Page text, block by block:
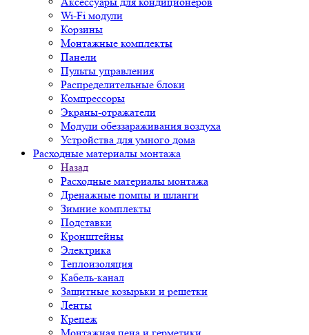
Wi-Fi модули
Корзины
Монтажные комплекты
Панели
Пульты управления
Распределительные блоки
Компрессоры
Экраны-отражатели
Модули обеззараживания воздуха
Устройства для умного дома
Расходные материалы монтажа
Назад
Расходные материалы монтажа
Дренажные помпы и шланги
Зимние комплекты
Подставки
Кронштейны
Электрика
Теплоизоляция
Кабель-канал
Защитные козырьки и решетки
Ленты
Крепеж